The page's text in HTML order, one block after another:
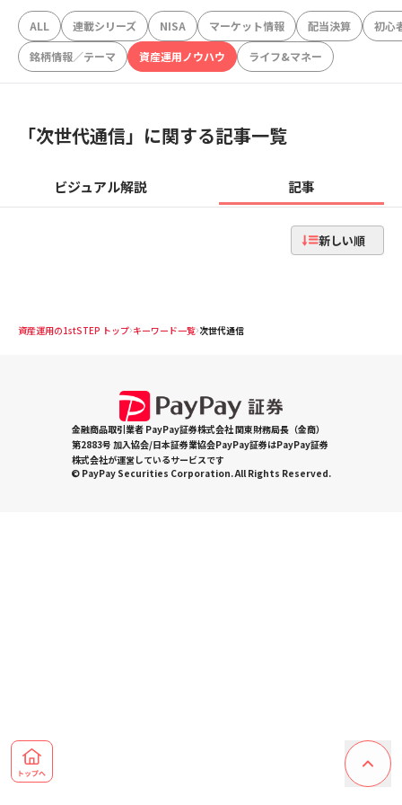
ALL 連載シリーズ NISA マーケット情報 配当決算
初心
銘柄情報／テーマ
資産運用ノウハウ ライフ&マネー
「次世代通信」に関する記事一覧
ビジュアル解説 記事
新しい順
資産運用の1stSTEP トップ キーワード一覧 次世代通信
金融商品取引業者 PayPay証券株式会社 関東財務局長（金商）
第2883号 加入協会/日本証券業協会PayPay証券はPayPay証券
株式会社が運営しているサービスです
© PayPay Securities Corporation. All Rights Reserved.